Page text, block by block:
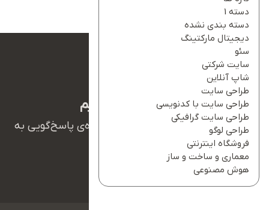
دسته 1
دسته بندی نشده
دیجیتال مارکتینگ
سئو
سایت شرکتی
شاپ آنلاین
طراحی سایت
طراحی سایت با کدنویسی
طراحی سایت گرافیکی
طراحی لوگو
فروشگاه اینترنتی
معماری و ساخت و ساز
هوش مصنوعی
ما بهت کمک میکنیم
همکاران ما در تیم پشتیبانی آریانو آماده‌ی پاسخ‌گویی به